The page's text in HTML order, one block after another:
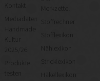
Kontakt
Mediadaten
Kultur
2025/26
Produkte
testen
Merkzettel
Stoffrechner
Stofflexikon
Nählexikon
Stricklexikon
Häkellexikon